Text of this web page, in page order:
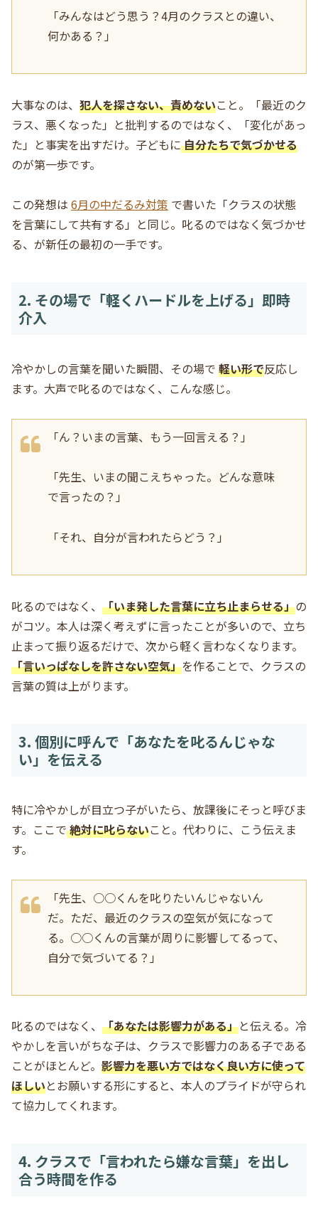
「みんなはどう思う？4月のクラスとの違い、
何かある？」
大事なのは、 犯人を探さない、責めないこと。「最近のク
ラス、悪くなった」と批判するのではなく、「変化があっ
た」と事実を出すだけ。子どもに 自分たちで気づかせる
のが第一歩です。
この発想は 6月の中だるみ対策 で書いた「クラスの状態
を言葉にして共有する」と同じ。叱るのではなく気づかせ
る、が新任の最初の一手です。
2. その場で「軽くハードルを上げる」即時
介入
冷やかしの言葉を聞いた瞬間、その場で 軽い形で反応し
ます。大声で叱るのではなく、こんな感じ。
「ん？いまの言葉、もう一回言える？」
「先生、いまの聞こえちゃった。どんな意味
で言ったの？」
「それ、自分が言われたらどう？」
叱るのではなく、 「いま発した言葉に立ち止まらせる」の
がコツ。本人は深く考えずに言ったことが多いので、立ち
止まって振り返るだけで、次から軽く言わなくなります。
「言いっぱなしを許さない空気」を作ることで、クラスの
言葉の質は上がります。
3. 個別に呼んで「あなたを叱るんじゃな
い」を伝える
特に冷やかしが目立つ子がいたら、放課後にそっと呼びま
す。ここで 絶対に叱らないこと。代わりに、こう伝えま
す。
「先生、○○くんを叱りたいんじゃないん
だ。ただ、最近のクラスの空気が気になって
る。○○くんの言葉が周りに影響してるって、
自分で気づいてる？」
叱るのではなく、 「あなたは影響力がある」と伝える。冷
やかしを言いがちな子は、クラスで影響力のある子である
ことがほとんど。 影響力を悪い方ではなく良い方に使って
ほしいとお願いする形にすると、本人のプライドが守られ
て協力してくれます。
4. クラスで「言われたら嫌な言葉」を出し
合う時間を作る